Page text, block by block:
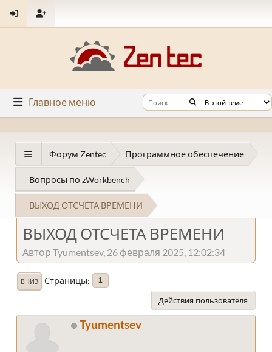
Главное меню
Форум Zentec Программное обеспечение
Вопросы по zWorkbench
ВЫХОД ОТСЧЕТА ВРЕМЕНИ
ВЫХОД ОТСЧЕТА ВРЕМЕНИ
Автор Tyumentsev, 26 февраля 2025, 12:02:34
ВНИЗ Страницы 1
Действия пользователя
Tyumentsev